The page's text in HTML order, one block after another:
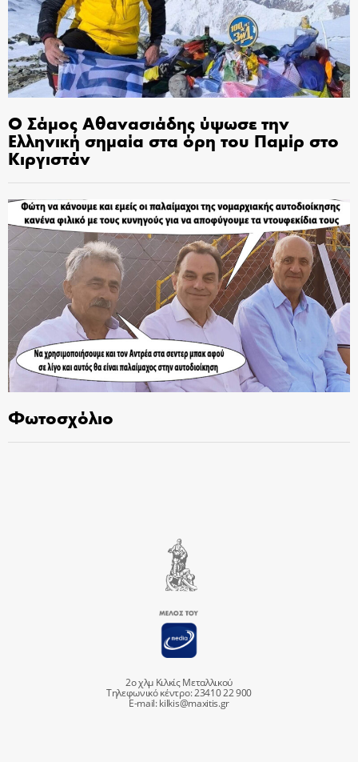
Ο Σάμος Αθανασιάδης ύψωσε την
Ελληνική σημαία στα όρη του Παμίρ στο
Κιργιστάν
Φωτοσχόλιο
2ο χλμ Κιλκίς Μεταλλικού
Τηλεφωνικό κέντρο: 23410 22 900
E-mail:kilkis@maxitis.gr